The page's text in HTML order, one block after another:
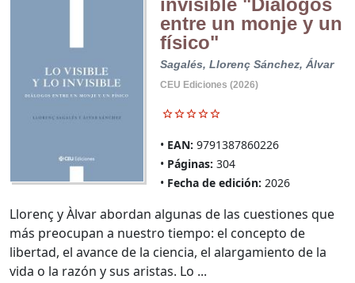
invisible "Diálogos
entre un monje y un
físico"
Sagalés, Llorenç Sánchez, Álvar
CEU Ediciones (2026)
EAN: 9791387860226
Páginas: 304
Fecha de edición: 2026
Llorenç y Àlvar abordan algunas de las cuestiones que
más preocupan a nuestro tiempo: el concepto de
libertad, el avance de la ciencia, el alargamiento de la
vida o la razón y sus aristas. Lo ...